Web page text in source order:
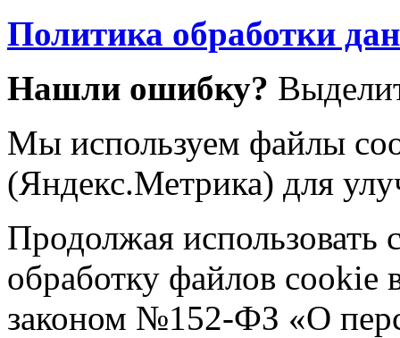
Политика обработки
Нашли ошибку?
Мы используем файлы
(Яндекс.Метрика) для
Продолжая использовать
обработку файлов cookie
законом №152-ФЗ «О